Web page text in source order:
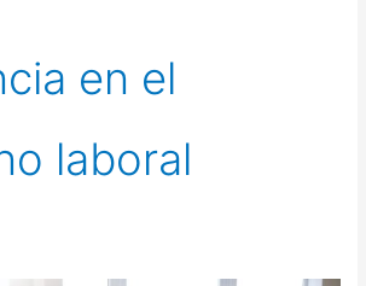
en el
laboral